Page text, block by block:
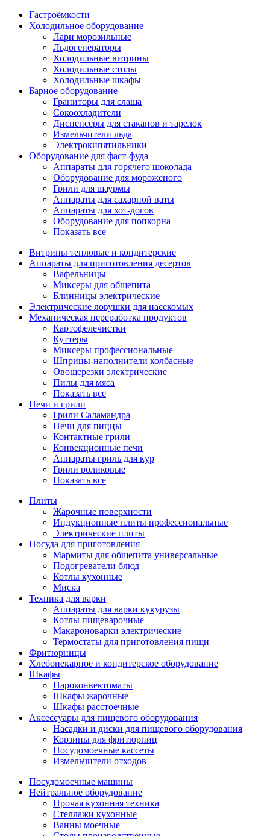
Гастроёмкости
Холодильное оборудование
Лари морозильные
Льдогенераторы
Холодильные витрины
Холодильные столы
Холодильные шкафы
Барное оборудование
Граниторы для слаша
Сокоохладители
Диспенсеры для стаканов и тарелок
Измельчители льда
Электрокипятильники
Оборудование для фаст-фуда
Аппараты для горячего шоколада
Оборудование для мороженого
Грили для шаурмы
Аппараты для сахарной ваты
Аппараты для хот-догов
Оборудование для попкорна
Показать все
Витрины тепловые и кондитерские
Аппараты для приготовления десертов
Вафельницы
Миксеры для общепита
Блинницы электрические
Электрические ловушки для насекомых
Механическая переработка продуктов
Картофелечистки
Куттеры
Миксеры профессиональные
Шприцы-наполнители колбасные
Овощерезки электрические
Пилы для мяса
Показать все
Печи и грили
Грили Саламандра
Печи для пиццы
Контактные грили
Конвекционные печи
Аппараты гриль для кур
Грили роликовые
Показать все
Плиты
Жарочные поверхности
Индукционные плиты профессиональные
Электрические плиты
Посуда для приготовления
Мармиты для общепита универсальные
Подогреватели блюд
Котлы кухонные
Миска
Техника для варки
Аппараты для варки кукурузы
Котлы пищеварочные
Макароноварки электрические
Термостаты для приготовления пищи
Фритюрницы
Хлебопекарное и кондитерское оборудование
Шкафы
Пароконвектоматы
Шкафы жарочные
Шкафы расстоечные
Аксессуары для пищевого оборудования
Насадки и диски для пищевого оборудования
Корзины для фритюрниц
Посудомоечные кассеты
Измельчители отходов
Посудомоечные машины
Нейтральное оборудование
Прочая кухонная техника
Стеллажи кухонные
Ванны моечные